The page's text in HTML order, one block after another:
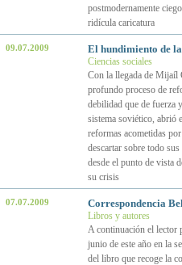
postmodernamente
ridícula caricatura
09.07.2009 El hundimiento de la
Ciencias sociales
Con la llegada de Mijaíl
profundo proceso de
debilidad que de fuerza
sistema soviético, abrió
reformas acometidas
descartar sobre todo
desde el punto de vista
su crisis
07.07.2009 Correspondencia
Libros y autores
A continuación el lector
junio de este año en la
del libro que recoge la